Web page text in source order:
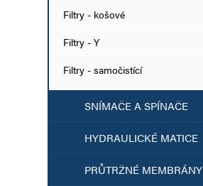
Filtry - košové
Filtry - Y
Filtry - samočistící
SNÍMAČE A SPÍNAČE
HYDRAULICKÉ MATICE
PRŮTRŽNÉ MEMBRÁNY